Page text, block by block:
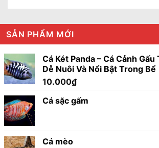
SẢN PHẨM MỚI
Cá Két Panda – Cá Cảnh
Dễ Nuôi Và Nổi Bật Trong Bể
10.000₫
Cá sặc gấm
Cá mèo